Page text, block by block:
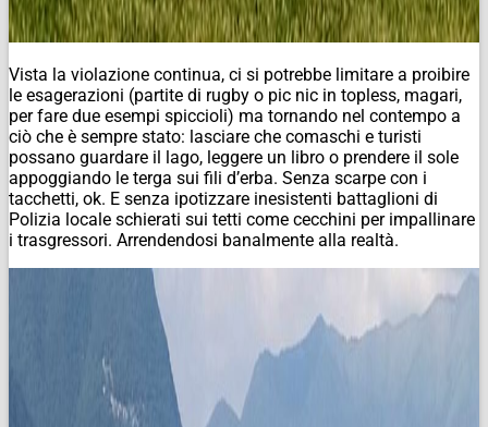
Vista la violazione continua, ci si potrebbe limitare a proibire
le esagerazioni (partite di rugby o pic nic in topless, magari,
per fare due esempi spiccioli) ma tornando nel contempo a
ciò che è sempre stato: lasciare che comaschi e turisti
possano guardare il lago, leggere un libro o prendere il sole
appoggiando le terga sui fili d’erba. Senza scarpe con i
tacchetti, ok. E senza ipotizzare inesistenti battaglioni di
Polizia locale schierati sui tetti come cecchini per impallinare
i trasgressori. Arrendendosi banalmente alla realtà.